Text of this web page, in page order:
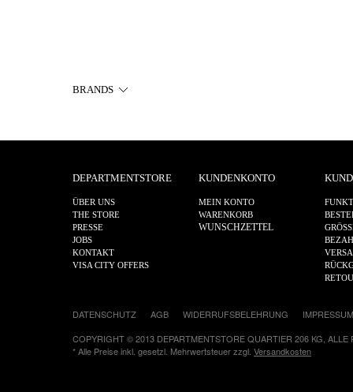
BRANDS
DEPARTMENTSTORE
ÜBER UNS
THE STORE
PRESSE
JOBS
KONTAKT
VISA CITY OFFERS
KUNDENKONTO
MEIN KONTO
WARENKORB
WUNSCHZETTEL
DATENSCHUTZ AGB WIDERRUFSBELEHRUNG
IMPRESSUM
COPYRIGHT © 2013 DEPARTMENTSTORE QUARTIER 206 KG, ALLE
* Alle Preise inkl. gesetzl. Mehrwertsteuer zzgl. Versandkosten